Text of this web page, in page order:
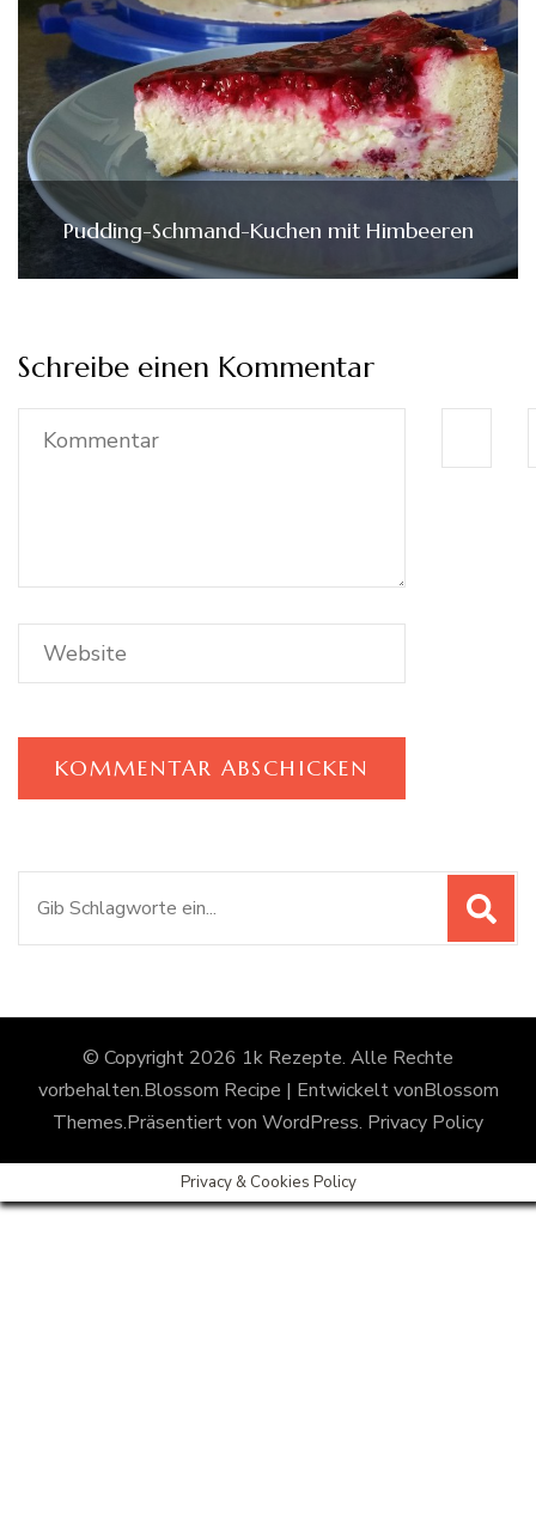
Pudding-Schmand-Kuchen mit Himbeeren
Schreibe einen Kommentar
© Copyright 2026 1k Rezepte. Alle Rechte
vorbehalten.Blossom Recipe | Entwickelt vonBlossom
Themes.Präsentiert von WordPress. Privacy Policy
Privacy & Cookies Policy